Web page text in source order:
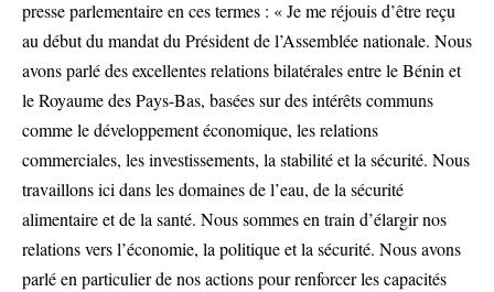
presse parlementaire en ces termes : « Je me réjouis d’être reçu
au début du mandat du Président de l’Assemblée nationale. Nous
avons parlé des excellentes relations bilatérales entre le Bénin et
le Royaume des Pays-Bas, basées sur des intérêts communs
comme le développement économique, les relations
commerciales, les investissements, la stabilité et la sécurité. Nous
travaillons ici dans les domaines de l’eau, de la sécurité
alimentaire et de la santé. Nous sommes en train d’élargir nos
relations vers l’économie, la politique et la sécurité. Nous avons
parlé en particulier de nos actions pour renforcer les capacités